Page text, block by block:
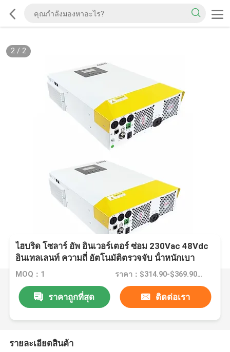
2/ 2
ไฮบริด โซลาร์ อัพ อินเวอร์เตอร์ ซ่อม 230Vac 48Vdc
อินเทลเลนท์ ความถี่ อัตโนมัติตรวจจับ น้ําหนักเบา
MOQ：1 ราคา：$314.90-$369.90/Piece
ราคาถูกที่สุด ติดต่อเรา
รายละเอียดสินค้า